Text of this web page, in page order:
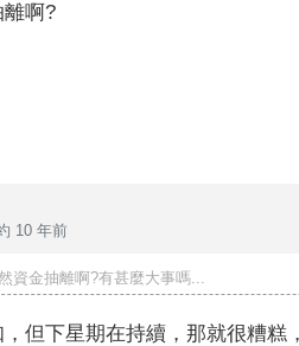
啊?
10 年前
資金抽離啊?有甚麼大事嗎...
但下星期在持續，那就很糟糕